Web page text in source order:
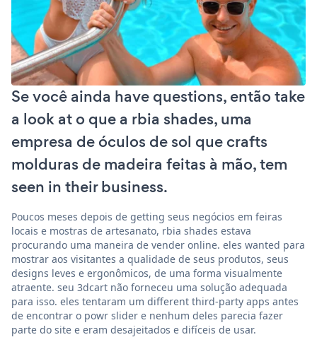
Se você ainda have questions, então take
a look at o que a rbia shades, uma
empresa de óculos de sol que crafts
molduras de madeira feitas à mão, tem
seen in their business.
Poucos meses depois de getting seus negócios em feiras
locais e mostras de artesanato, rbia shades estava
procurando uma maneira de vender online. eles wanted para
mostrar aos visitantes a qualidade de seus produtos, seus
designs leves e ergonômicos, de uma forma visualmente
atraente. seu 3dcart não forneceu uma solução adequada
para isso. eles tentaram um different third-party apps antes
de encontrar o powr slider e nenhum deles parecia fazer
parte do site e eram desajeitados e difíceis de usar.